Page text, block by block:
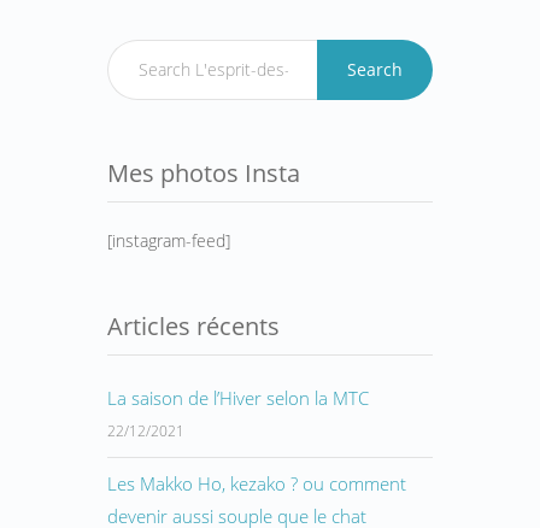
Search
Mes photos Insta
[instagram-feed]
Articles récents
La saison de l’Hiver selon la MTC
22/12/2021
Les Makko Ho, kezako ? ou comment
devenir aussi souple que le chat